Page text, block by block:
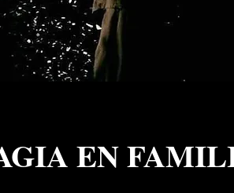
EN